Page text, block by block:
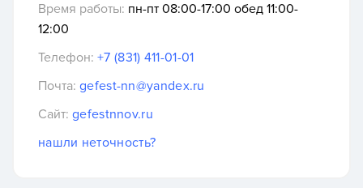
Время работы: пн-пт 08:00-17:00 обед 11:00-
12:00
Телефон: +7 (831) 411-01-01
Почта: gefest-nn@yandex.ru
Сайт: gefestnnov.ru
нашли неточность?